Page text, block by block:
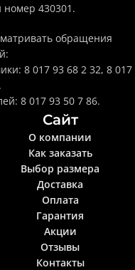
номер 430301.
обращения
8 017 93 68 2 32, 8 017
8 017 93 50 7 86.
Сайт
О компании
Как заказать
Выбор размера
Доставка
Оплата
Гарантия
Акции
Отзывы
Контакты